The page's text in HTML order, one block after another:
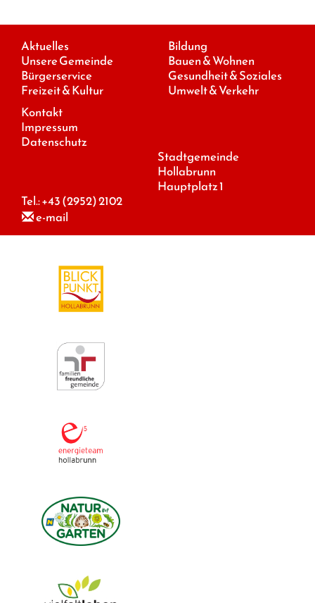
Aktuelles
Unsere Gemeinde
Bürgerservice
Freizeit & Kultur
Bildung
Bauen & Wohnen
Gesundheit & Soziales
Umwelt & Verkehr
Kontakt
Impressum
Datenschutz
Stadtgemeinde
Hollabrunn
Hauptplatz 1
Tel.:+43 (2952) 2102
e-mail